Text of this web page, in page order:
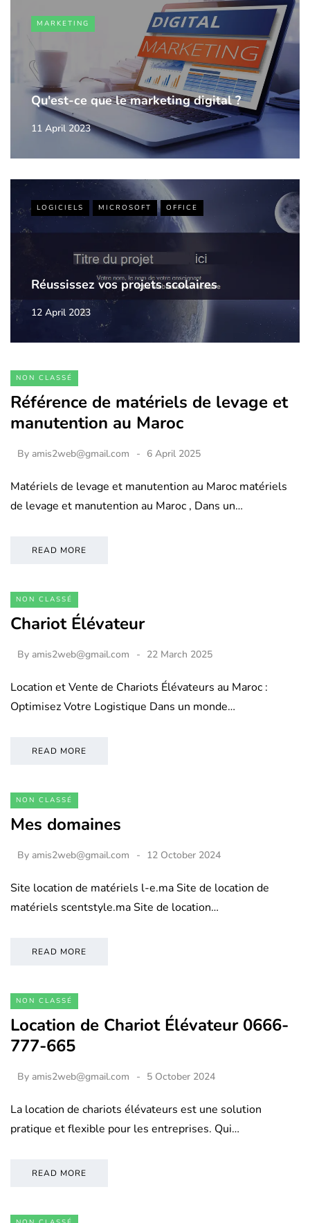
MARKETING
Qu'est-ce que le marketing digital ?
11 April 2023
LOGICIELS MICROSOFT OFFICE
Réussissez vos projets scolaires
12 April 2023
NON CLASSÉ
Référence de matériels de levage et
manutention au Maroc
By amis2web@gmail.com 6 April 2025
Matériels de levage et manutention au Maroc matériels
de levage et manutention au Maroc , Dans un…
READ MORE
NON CLASSÉ
Chariot Élévateur
By amis2web@gmail.com 22 March 2025
Location et Vente de Chariots Élévateurs au Maroc :
Optimisez Votre Logistique Dans un monde…
READ MORE
NON CLASSÉ
Mes domaines
By amis2web@gmail.com 12 October 2024
Site location de matériels l-e.ma Site de location de
matériels scentstyle.ma Site de location…
READ MORE
NON CLASSÉ
Location de Chariot Élévateur 0666-
777-665
By amis2web@gmail.com 5 October 2024
La location de chariots élévateurs est une solution
pratique et flexible pour les entreprises. Qui…
READ MORE